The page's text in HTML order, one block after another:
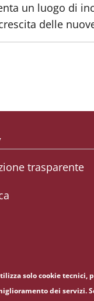
un luogo di
delle
menu
trasparente
solo cookie
dei servizi.